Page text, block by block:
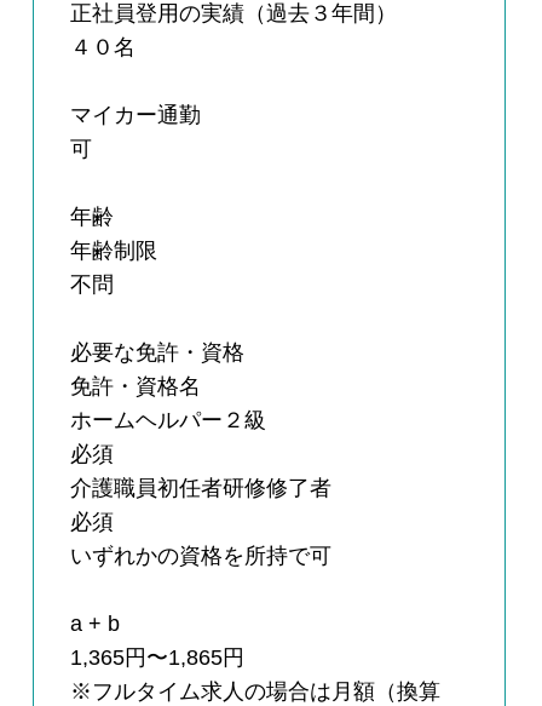
正社員登用の実績（過去３年間）
４０名
マイカー通勤
可
年齢
年齢制限
不問
必要な免許・資格
免許・資格名
ホームヘルパー２級
必須
介護職員初任者研修修了者
必須
いずれかの資格を所持で可
a + b
1,365円〜1,865円
※フルタイム求人の場合は月額（換算